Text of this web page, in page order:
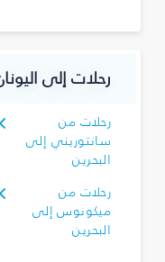
رحلات إلى
رحلات من
سانتوريني إلى
البحرين
رحلات من
ميكونوس إلى
البحرين